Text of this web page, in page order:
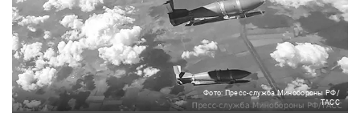
Фото: Пресс-служба Минобороны РФ/
ТАСС